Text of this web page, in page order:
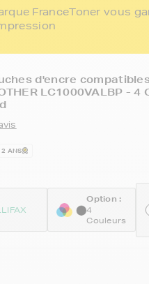
FranceToner vous
d'encre
LC1000VALBP - 4
ANS
Option :
4
Couleurs